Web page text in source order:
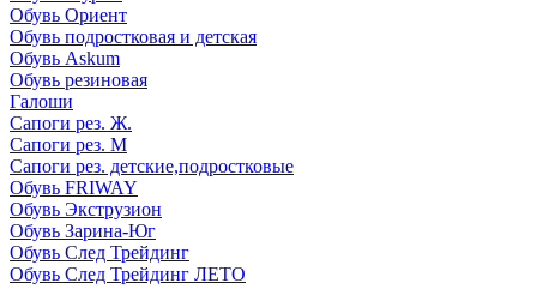
Обувь Ориент
Обувь подростковая и детская
Обувь Askum
Обувь резиновая
Галоши
Сапоги рез. Ж.
Сапоги рез. М
Сапоги рез. детские,подростковые
Обувь FRIWAY
Обувь Экструзион
Обувь Зарина-Юг
Обувь След Трейдинг
Обувь След Трейдинг ЛЕТО